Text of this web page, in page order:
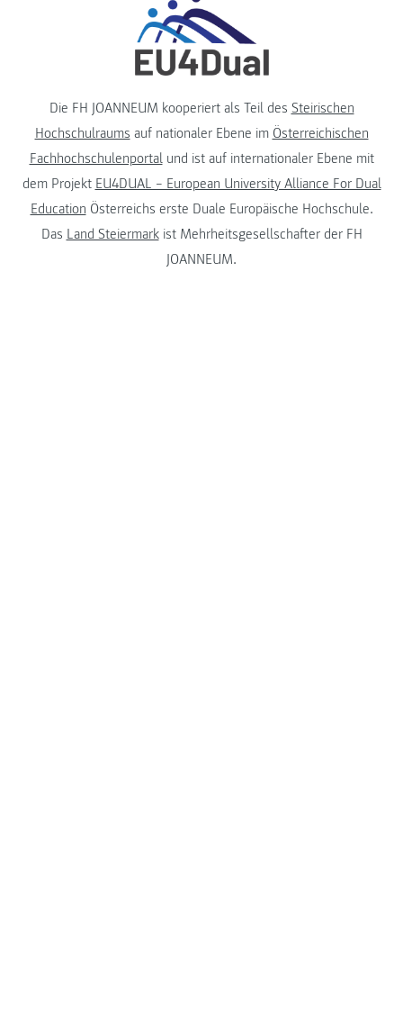
Die FH JOANNEUM kooperiert als Teil des Steirischen
Hochschulraums auf nationaler Ebene im Österreichischen
Fachhochschulenportalund ist auf internationaler Ebene mit
dem Projekt EU4DUAL – European University Alliance For Dual
Education Österreichs erste Duale Europäische Hochschule.
Das Land Steiermarkist Mehrheitsgesellschafter der FH
JOANNEUM.